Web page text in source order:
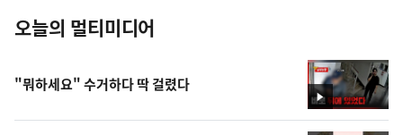
오늘의 멀티미디어
영
상
"뭐하세요" 수거하다 딱 걸렸다